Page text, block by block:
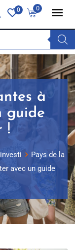
0
0
à
guide
!
Pays de la
avec un guide